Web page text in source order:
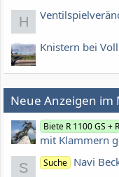
H
Knistern bei
Neue Anzeigen im
Biete R 1100 GS +
mit Klammern
S Suche Navi